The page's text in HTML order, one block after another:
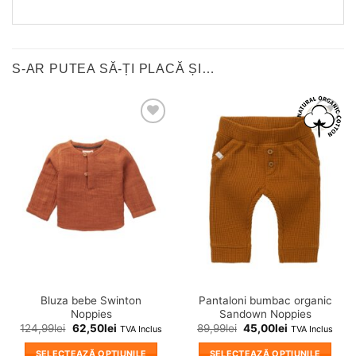
S-AR PUTEA SĂ-ȚI PLACĂ ȘI…
wishlist!
Bluza bebe Swinton
Noppies
124,99lei 62,50lei TVA Inclus
❤
Adauga
in
wishlist!
Pantaloni bumbac organic
Sandown Noppies
89,99lei 45,00lei TVA Inclus